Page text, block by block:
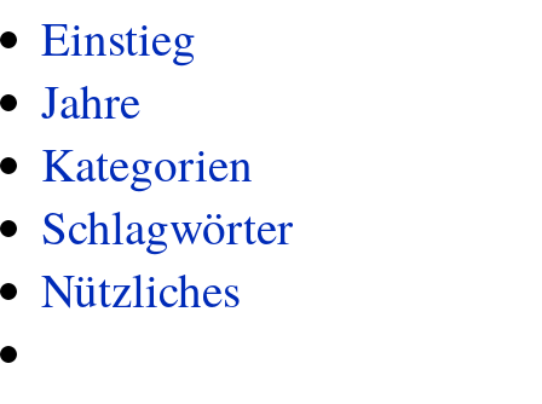
Einstieg
Jahre
Kategorien
Schlagwörter
Nützliches